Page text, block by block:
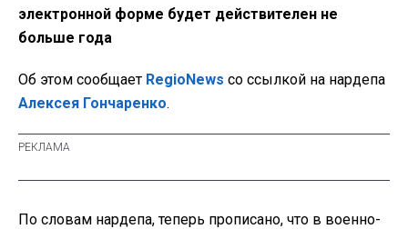
электронной форме будет действителен не
больше года
Об этом сообщает RegioNews со ссылкой на нардепа
Алексея Гончаренко.
По словам нардепа, теперь прописано, что в военно-